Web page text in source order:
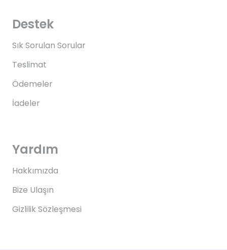
Destek
Sık Sorulan Sorular
Teslimat
Ödemeler
İadeler
Yardım
Hakkımızda
Bize Ulaşın
Gizlilik Sözleşmesi